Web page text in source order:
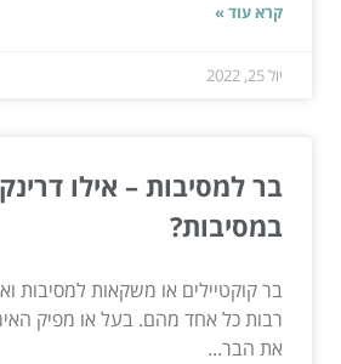
קרא עוד »
יול 25, 2022
בר למסיבות – אילו
במסיבות?
בר קוקטיילים או משקאות למסיבות
רבות כל אחד מהם. בעל או מפיק
את הבר...